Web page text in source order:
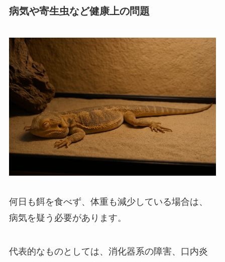
病気や寄生虫など健康上の問題
何日も餌を食べず、体重も減少している場合は、
病気を疑う必要があります。
代表的なものとしては、消化器系の障害、口内炎